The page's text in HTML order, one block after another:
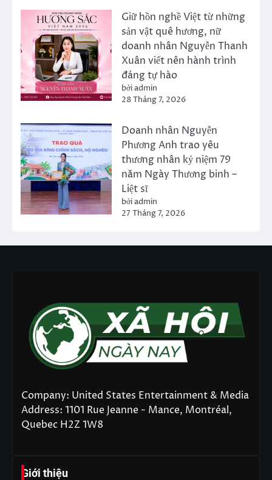
Giữ hồn nghề Việt từ những
sản vật quê hương, nữ
doanh nhân Nguyễn Thanh
Xuân viết nên hành trình
đáng tự hào
bởi admin
28 Tháng 7, 2026
Doanh nhân Nguyễn
Phương Anh trao yêu
thương nhân kỷ niệm 79
năm Ngày Thương binh –
Liệt sĩ
bởi admin
27 Tháng 7, 2026
Company: United States Entertainment & Media
Address: 1101 Rue Jeanne - Mance, Montréal,
Quebec H2Z 1W8
Giới thiệu